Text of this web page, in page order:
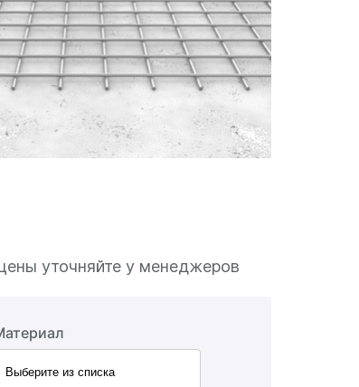
уточняйте у менеджеров